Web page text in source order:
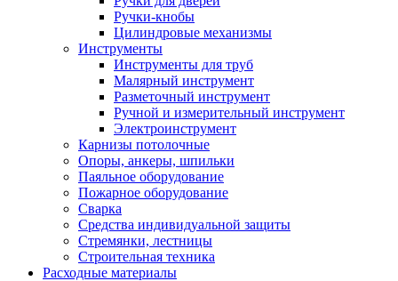
Ручки-кнобы
Цилиндровые механизмы
Инструменты
Инструменты для труб
Малярный инструмент
Разметочный инструмент
Ручной и измерительный инструмент
Электроинструмент
Карнизы потолочные
Опоры, анкеры, шпильки
Паяльное оборудование
Пожарное оборудование
Сварка
Средства индивидуальной защиты
Стремянки, лестницы
Строительная техника
Расходные материалы